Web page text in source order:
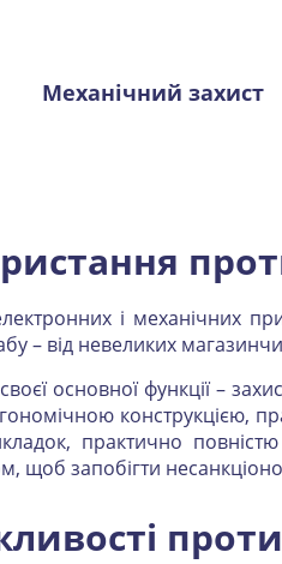
Механічний захист
і механічних
– від невеликих
основної функції –
практично
щоб запобігти